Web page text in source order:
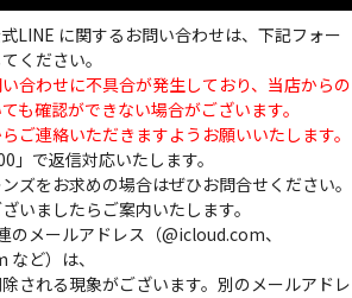
LINE に関するお問い合わせは、下記フォー
ください。
合わせに不具合が発生しており、当店からの
も確認ができない場合がございます。
ご連絡いただきますようお願いいたします。
」で返信対応いたします。
ズをお求めの場合はぜひお問合せください。
いましたらご案内いたします。
のメールアドレス（@icloud.com、
ど）は、
される現象がございます。別のメールアドレ